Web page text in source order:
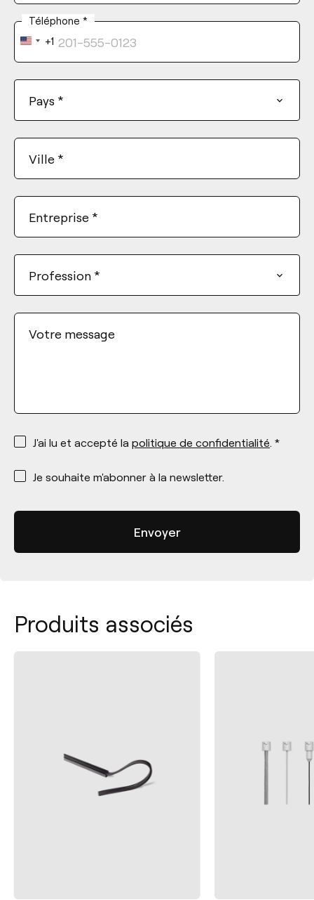
Téléphone *
United
States
+1
Pays *
Ville *
Entreprise *
Profession *
Votre message
*
J'ai lu et accepté la politique de confidentialité. *
*
Je souhaite m'abonner à la newsletter.
Produits associés